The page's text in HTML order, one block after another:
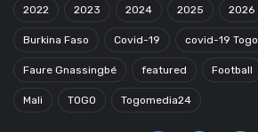
2022 2023 2024 2025 2026
Burkina Faso Covid-19 covid-19 Togo
Faure Gnassingbé featured Football
Mali TOGO Togomedia24